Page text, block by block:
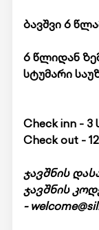
ბავშვი 6
6 წლიდან
სტუმარი
Check inn - 3
Check out -
ჯავშნის
ჯავშნის
-